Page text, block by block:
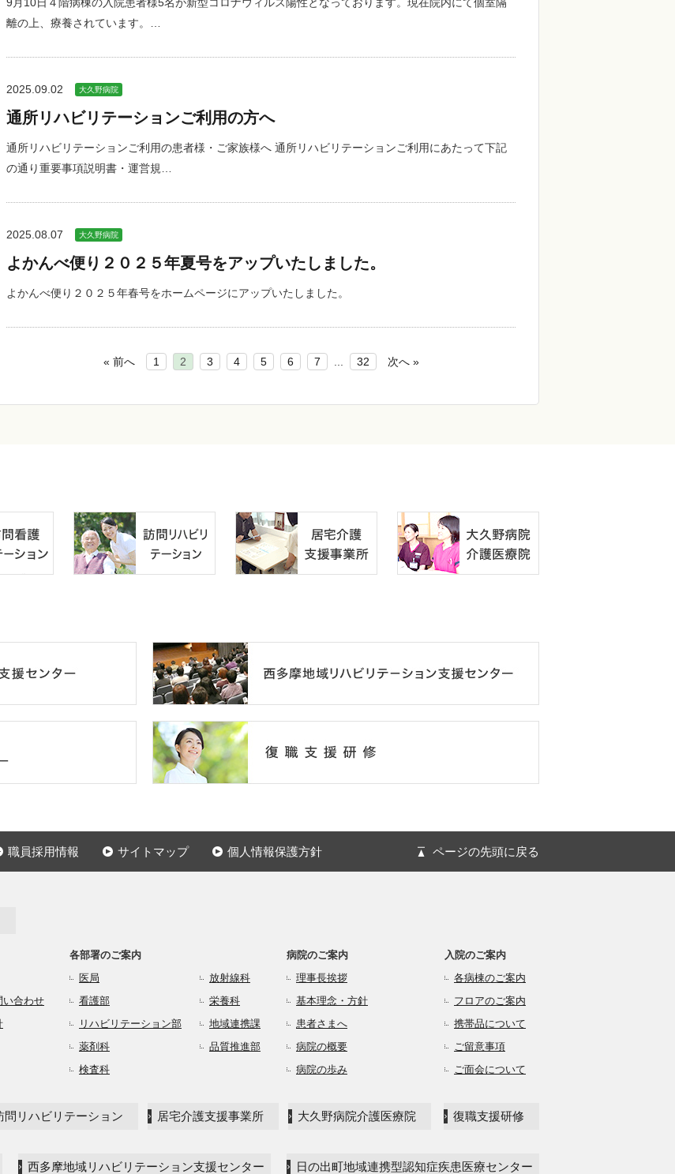
離の上、療養されています。…
2025.09.02 大久野病院
通所リハビリテーションご利用の方へ
通所リハビリテーションご利用の患者様・ご家族様へ 通所リハビリテーションご利用にあたって下記
の通り重要事項説明書・運営規…
2025.08.07 大久野病院
よかんべ便り２０２５年夏号をアップいたしました。
よかんべ便り２０２５年春号をホームページにアップいたしました。
« 前へ 1 2 3 4 5 6 7 32 次へ »
職員採用情報 サイトマップ 個人情報保護方針 ページの先頭に戻る
い合わせ
各部署のご案内
医局
放射線科
看護部
栄養科
リハビリテーション部
地域連携課
薬剤科
品質推進部
検査科
病院のご案内
理事長挨拶
基本理念・方針
患者さまへ
病院の概要
病院の歩み
入院のご案内
各病棟のご案内
フロアのご案内
携帯品について
ご留意事項
ご面会について
問リハビリテーション 居宅介護支援事業所 大久野病院介護医療院 復職支援研修
西多摩地域リハビリテーション支援センター 日の出町地域連携型認知症疾患医療センター